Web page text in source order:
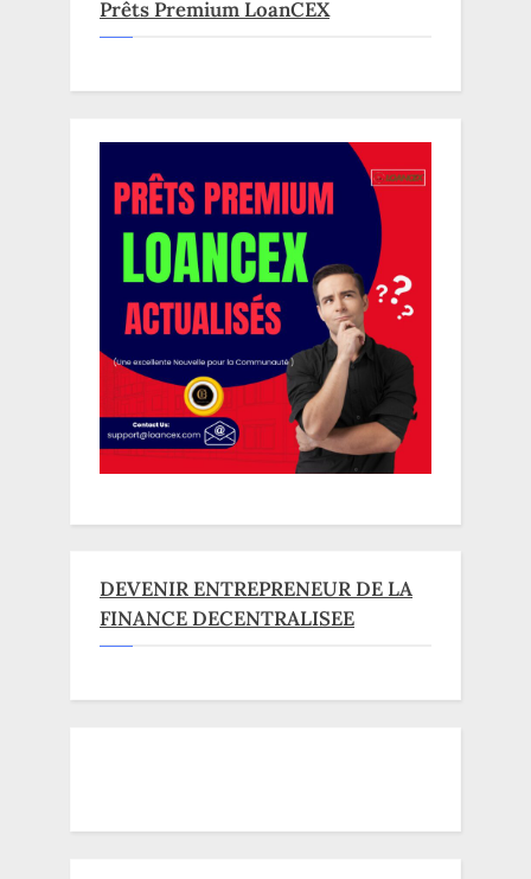
Prêts Premium LoanCEX
DEVENIR ENTREPRENEUR DE LA
FINANCE DECENTRALISEE